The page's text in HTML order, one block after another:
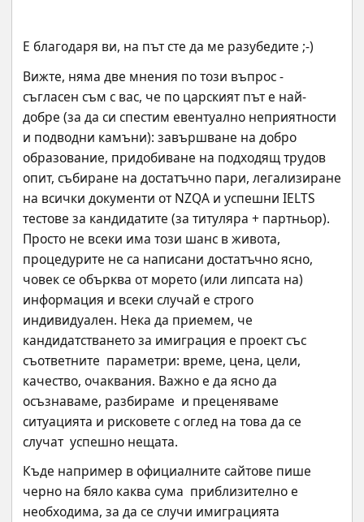
Е благодаря ви, на път сте да ме разубедите ;-)
Вижте, няма две мнения по този въпрос -
съгласен съм с вас, че по царският път е най-
добре (за да си спестим евентуално неприятности
и подводни камъни): завършване на добро
образование, придобиване на подходящ трудов
опит, събиране на достатъчно пари, легализиране
на всички документи от NZQA и успешни IELTS
тестове за кандидатите (за титуляра + партньор).
Просто не всеки има този шанс в живота,
процедурите не са написани достатъчно ясно,
човек се обърква от морето (или липсата на)
информация и всеки случай е строго
индивидуален. Нека да приемем, че
кандидатстването за имиграция е проект със
съответните  параметри: време, цена, цели,
качество, очаквания. Важно е да ясно да
осъзнаваме, разбираме  и преценяваме
ситуацията и рисковете с оглед на това да се
случат  успешно нещата.
Къде например в официалните сайтове пише
черно на бяло каква сума  приблизително е
необходима, за да се случи имиграцията